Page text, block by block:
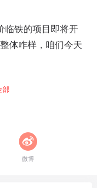
临铁的项目即将开
体咋样，咱们今天
宫板块，一共有三块
部
微博